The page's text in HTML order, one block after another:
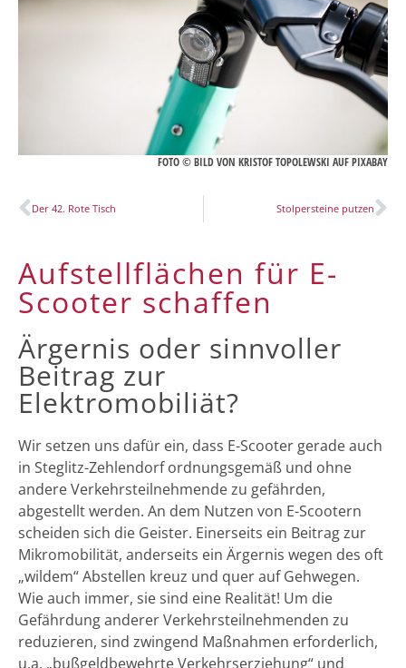
FOTO © BILD VON KRISTOF TOPOLEWSKI AUFPIXABAY
Der 42. Rote Tisch Stolpersteine putzen
Aufstellflächen für E-
Scooter schaffen
Ärgernis oder sinnvoller
Beitrag zur
Elektromobiliät?
Wir setzen uns dafür ein, dass E-Scooter gerade auch
in Steglitz-Zehlendorf ordnungsgemäß und ohne
andere Verkehrsteilnehmende zu gefährden,
abgestellt werden. An dem Nutzen von E-Scootern
scheiden sich die Geister. Einerseits ein Beitrag zur
Mikromobilität, anderseits ein Ärgernis wegen des oft
„wildem“ Abstellen kreuz und quer auf Gehwegen.
Wie auch immer, sie sind eine Realität! Um die
Gefährdung anderer Verkehrsteilnehmenden zu
reduzieren, sind zwingend Maßnahmen erforderlich,
u.a. „bußgeldbewehrte Verkehrserziehung“ und